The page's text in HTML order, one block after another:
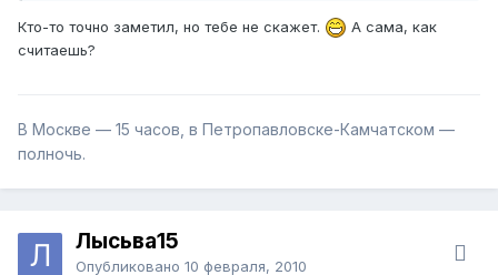
Кто-то точно заметил, но тебе не скажет.
А сама, как
считаешь?
В Москве — 15 часов, в Петропавловске-Камчатском —
полночь.
Лысьва15
Опубликовано 10 февраля, 2010